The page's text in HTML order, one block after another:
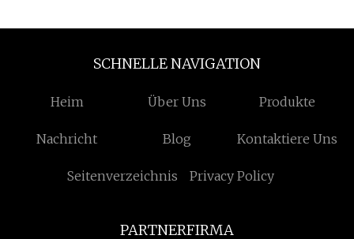
SCHNELLE NAVIGATION
Heim Über Uns Produkte
Nachricht Blog Kontaktiere Uns
Seitenverzeichnis Privacy Policy
PARTNERFIRMA